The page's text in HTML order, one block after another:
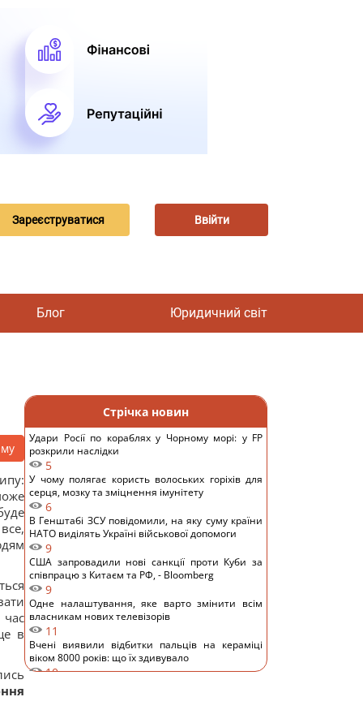
Зареєструватися Ввійти
Блог Юридичний світ
в
Стрічка новин
Удари Росії по кораблях у Чорному морі: у FP
розкрили наслідки
5
У чому полягає користь волоських горіхів для
серця, мозку та зміцнення імунітету
6
В Генштабі ЗСУ повідомили, на яку суму країни
НАТО виділять Україні військової допомоги
9
США запровадили нові санкції проти Куби за
співпрацю з Китаєм та РФ, - Bloomberg
9
Одне налаштування, яке варто змінити всім
власникам нових телевізорів
11
Вчені виявили відбитки пальців на кераміці
віком 8000 років: що їх здивувало
10